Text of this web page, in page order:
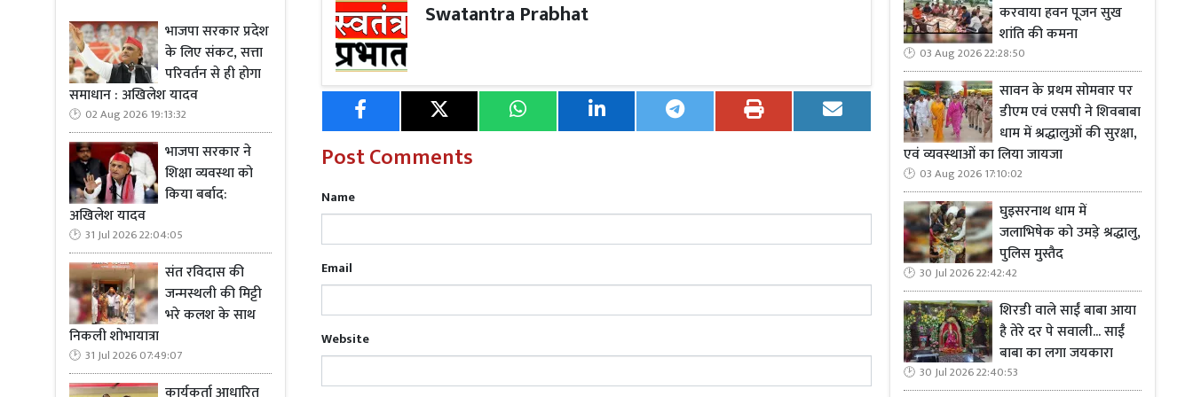
भाजपा सरकार प्रदेश
के लिए संकट, सत्ता
परिवर्तन से ही होगा
समाधान : अखिलेश यादव
02 Aug 2026 19:13:32
भाजपा सरकार ने
शिक्षा व्यवस्था को
किया बर्बाद:
अखिलेश यादव
31 Jul 2026 22:04:05
संत रविदास की
जन्मस्थली की मिट्टी
भरे कलश के साथ
निकली शोभायात्रा
31 Jul 2026 07:49:07
Read More
यादव
बाद में, हरिहरन और अर्जुन ने अनुभवी मलेशियाई जोड़ी को सिर्फ 33 मिनट में 21-18, 21-10 से मात दी।
Read Moreआंधी-बारिश ने छीनी गरीब परिवार की बेटी, झोपड़ी ढहने से छात्रा की मौत
इस बीच, लक्ष्य सेन को घरेलू पसंदीदा खिलाड़ी अल्वी फरहान के हाथों 21-19, 21-16 से हार का सामना
करना पड़ा। अल्वी ने पिछले हफ्ते सिंगापुर ओपन में दुनिया के नंबर 1 खिलाड़ी शि यू क्यूई को हराया
था।
Swatantra Prabhat
Post Comments
Name
Email
Website
करवाया हवन पूजन सुख
शांति की कमना
03 Aug 2026 22:28:50
सावन के प्रथम सोमवार पर
डीएम एवं एसपी ने शिवबाबा
धाम में श्रद्धालुओं की सुरक्षा,
एवं व्यवस्थाओं का लिया जायजा
03 Aug 2026 17:10:02
घुइसरनाथ धाम में
जलाभिषेक को उमड़े श्रद्धालु,
पुलिस मुस्तैद
30 Jul 2026 22:42:42
शिरडी वाले साईं बाबा आया
है तेरे दर पे सवाली... साईं
बाबा का लगा जयकारा
30 Jul 2026 22:40:53